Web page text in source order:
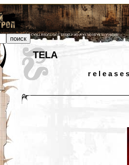
TELA
r e l e a s e s